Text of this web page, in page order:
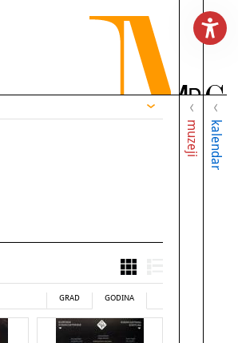
muzeji kalendar
GRAD GODINA